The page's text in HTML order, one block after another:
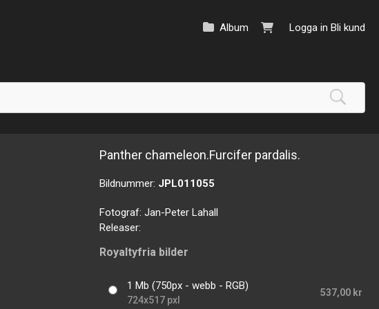
Logga in Bli kund
Album
Panther chameleon.Furcifer pardalis.
Bildnummer: JPL011055
Fotograf:Jan-Peter Lahall
Releaser:
Royaltyfria bilder
1 Mb (750px - webb - RGB)
724x517 pxl
537,00 kr